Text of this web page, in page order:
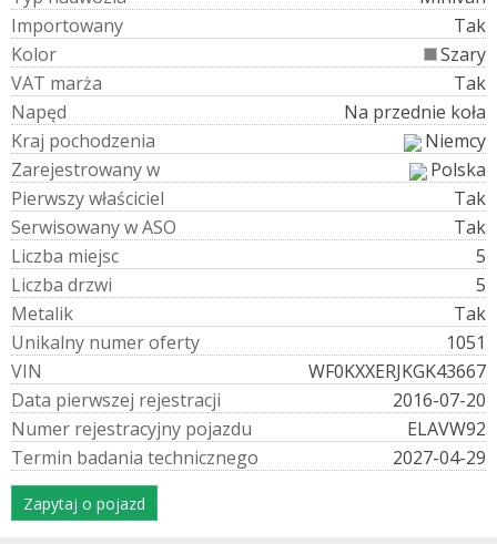
Importowany
Tak
Kolor
Szary
VAT marża
Tak
Napęd
Na przednie koła
Kraj pochodzenia
Niemcy
Zarejestrowanyw
Polska
Pierwszywłaściciel
Tak
SerwisowanywASO
Tak
Liczba miejsc
5
Liczba drzwi
5
Metalik
Tak
Unikalny numeroferty
1051
VIN
WF0KXXERJKGK43667
Data pierwszej rejestracji
2016-07-20
Numer rejestracyjny pojazdu
ELAVW92
Termin badania technicznego 2027-04-29
Zapytaj o pojazd